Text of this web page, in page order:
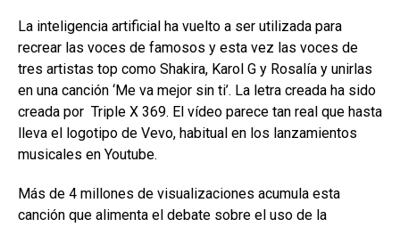
La inteligencia artificial ha vuelto a ser utilizada para
recrear las voces de famosos y esta vez las voces de
tres artistas top como Shakira, Karol G y Rosalía y unirlas
en una canción ‘Me va mejor sin ti’. La letra creada ha sido
creada por Triple X 369. El vídeo parece tan real que hasta
lleva el logotipo de Vevo, habitual en los lanzamientos
musicales en Youtube.
Más de 4 millones de visualizaciones acumula esta
canción que alimenta el debate sobre el uso de la